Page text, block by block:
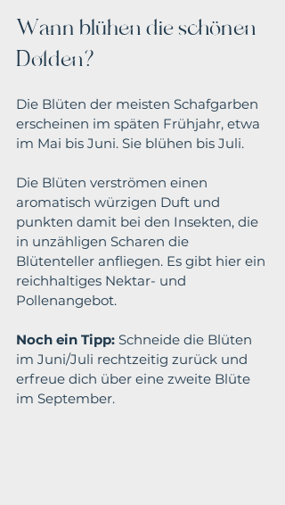
Wann blühen die schönen
Dolden?
Die Blüten der meisten Schafgarben
erscheinen im späten Frühjahr, etwa
im Mai bis Juni. Sie blühen bis Juli.
Die Blüten verströmen einen
aromatisch würzigen Duft und
punkten damit bei den Insekten, die
in unzähligen Scharen die
Blütenteller anfliegen. Es gibt hier ein
reichhaltiges Nektar- und
Pollenangebot.
Noch ein Tipp: Schneide die Blüten
im Juni/Juli rechtzeitig zurück und
erfreue dich über eine zweite Blüte
im September.